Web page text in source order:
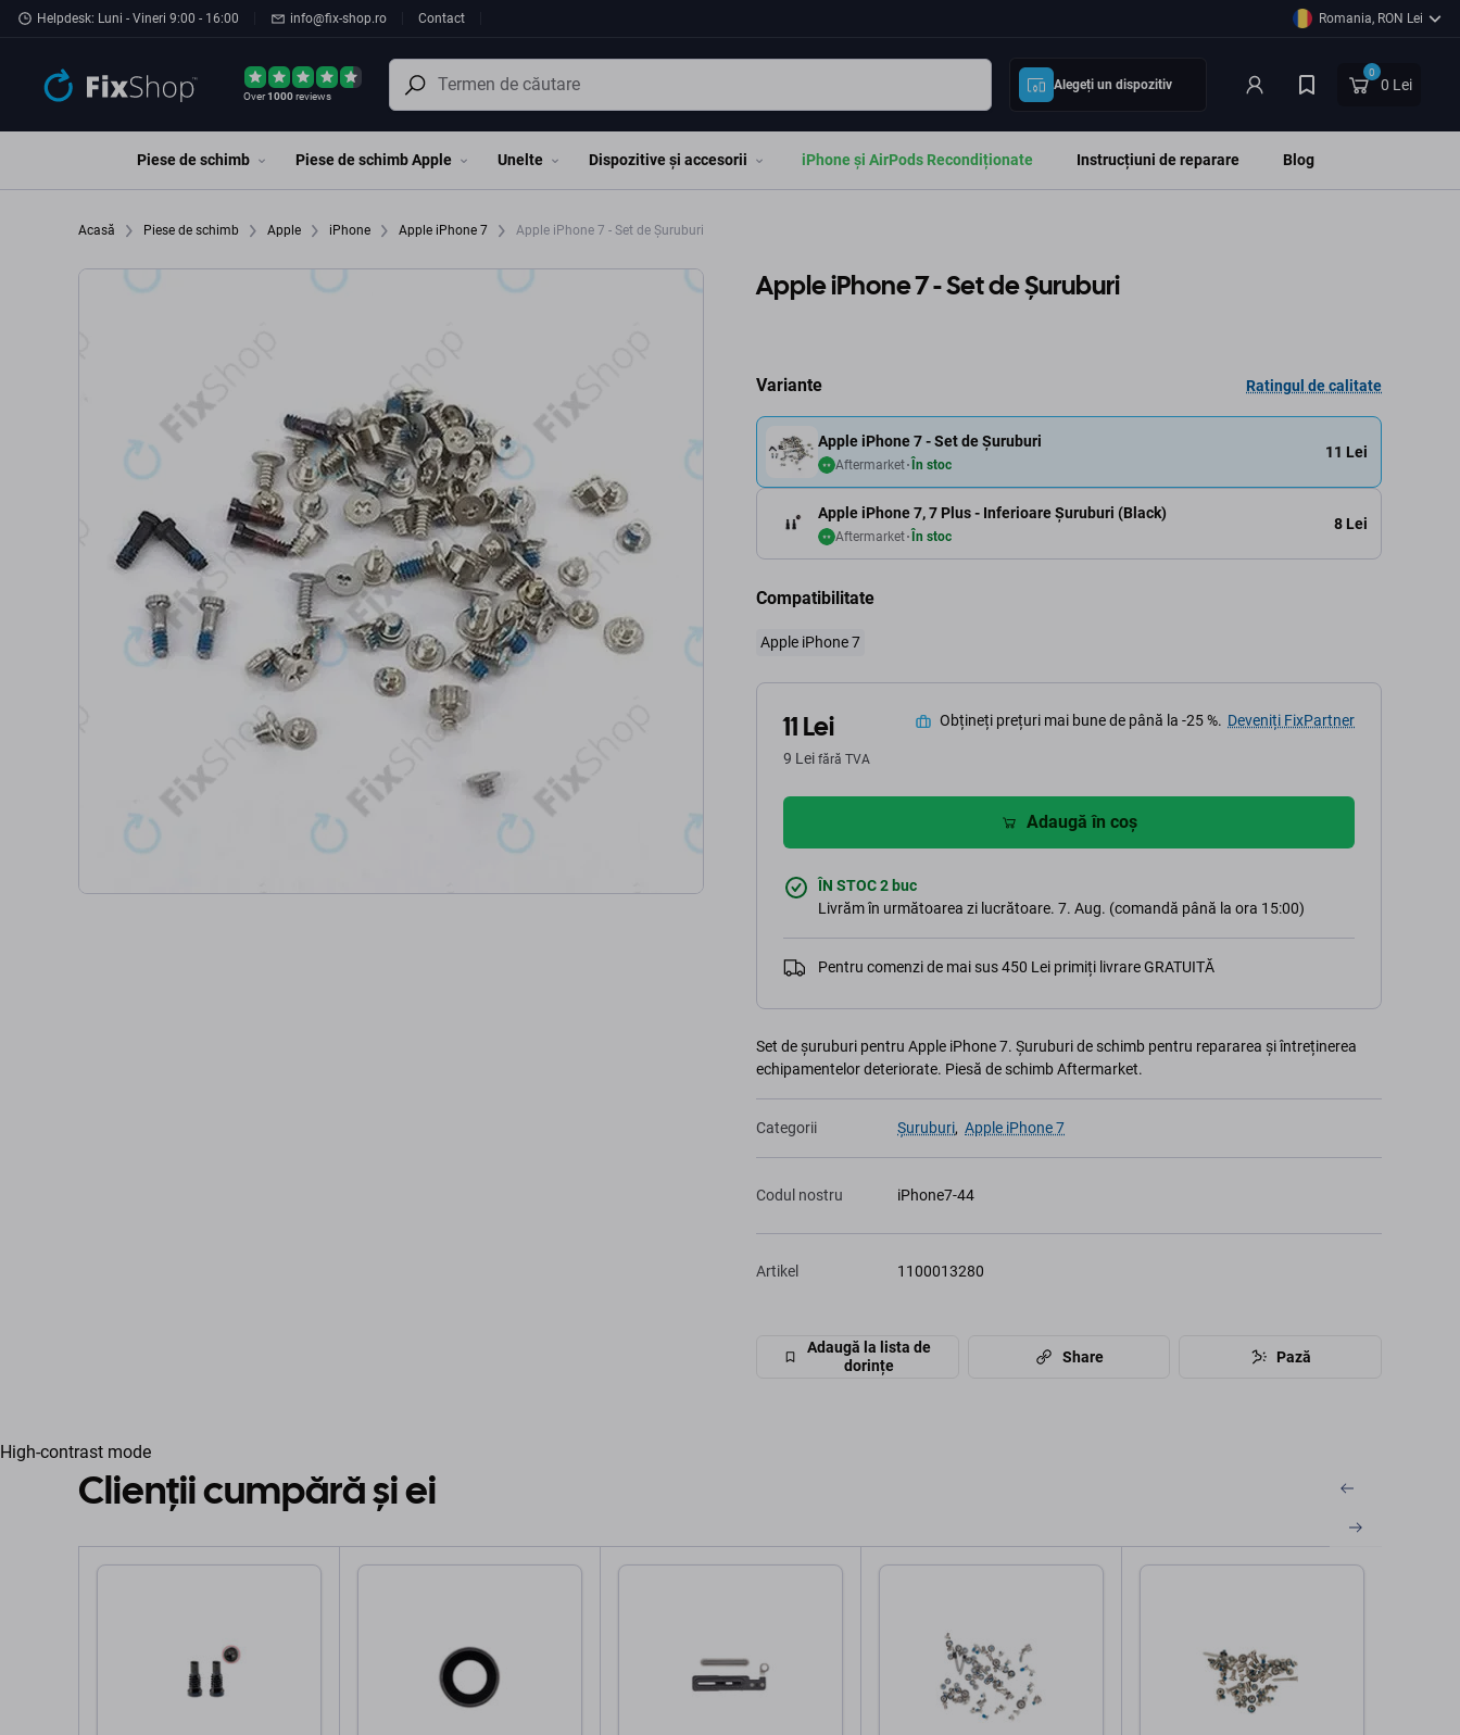
Preskočiť na hlavný obsah
Helpdesk: Luni - Vineri 9:00 - 16:00 info@fix-shop.ro Contact Romania, RON Lei
Over1000reviews
Alegeți un dispozitiv
0
0 Lei
Piese de schimb Piese de schimb Apple Unelte Dispozitive și accesorii iPhone și AirPods Recondiționate Instrucțiuni de reparare Blog
Acasă Piese de schimb Apple iPhone Apple iPhone 7 Apple iPhone 7 - Set de Șuruburi
Apple iPhone 7 - Set de Șuruburi
Variante Ratingul de calitate
Apple iPhone 7, 7 Plus - Inferioare Șuruburi (Black)
Aftermarket În stoc
8 Lei
Apple iPhone 7 - Set de Șuruburi
Aftermarket În stoc
11 Lei
Compatibilitate
Apple iPhone 7
11 Lei
9 Lei fără TVA
Obțineți prețuri mai bune de până la -25 %. Deveniți FixPartner
Adaugă în coș
ÎN STOC 2 buc
Livrăm în următoarea zi lucrătoare. 7. Aug. (comandă până la ora 15:00)
Pentru comenzi de mai sus 450 Lei primiți livrare GRATUITĂ
Set de șuruburi pentru Apple iPhone 7. Șuruburi de schimb pentru repararea și întreținerea
echipamentelor deteriorate. Piesă de schimb Aftermarket.
Categorii Șuruburi, Apple iPhone 7
Codul nostru iPhone7-44
Artikel 1100013280
Adaugă la lista de
dorințe
Share Pază
High-contrast mode
Clienții cumpără și ei